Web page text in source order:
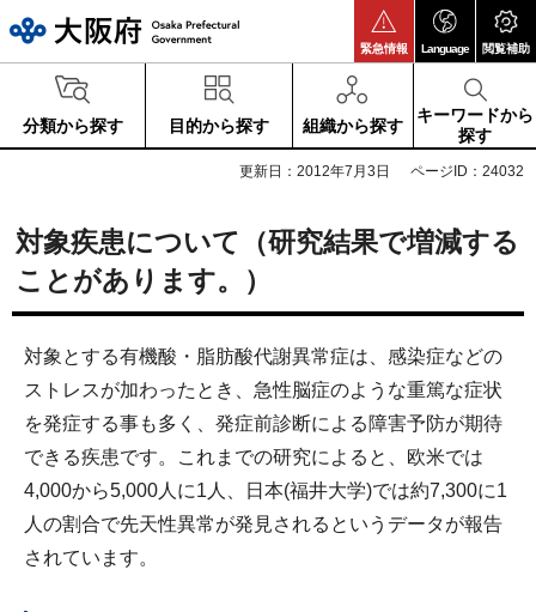
緊急情報 Language 閲覧補助
分類から探す 目的から探す 組織から探す
キーワードから
探す
更新日：2012年7月3日 ページID：24032
対象疾患について（研究結果で増減する
ことがあります。）
対象とする有機酸・脂肪酸代謝異常症は、感染症などの
ストレスが加わったとき、急性脳症のような重篤な症状
を発症する事も多く、発症前診断による障害予防が期待
できる疾患です。これまでの研究によると、欧米では
4,000から5,000人に1人、日本(福井大学)では約7,300に1
人の割合で先天性異常が発見されるというデータが報告
されています。